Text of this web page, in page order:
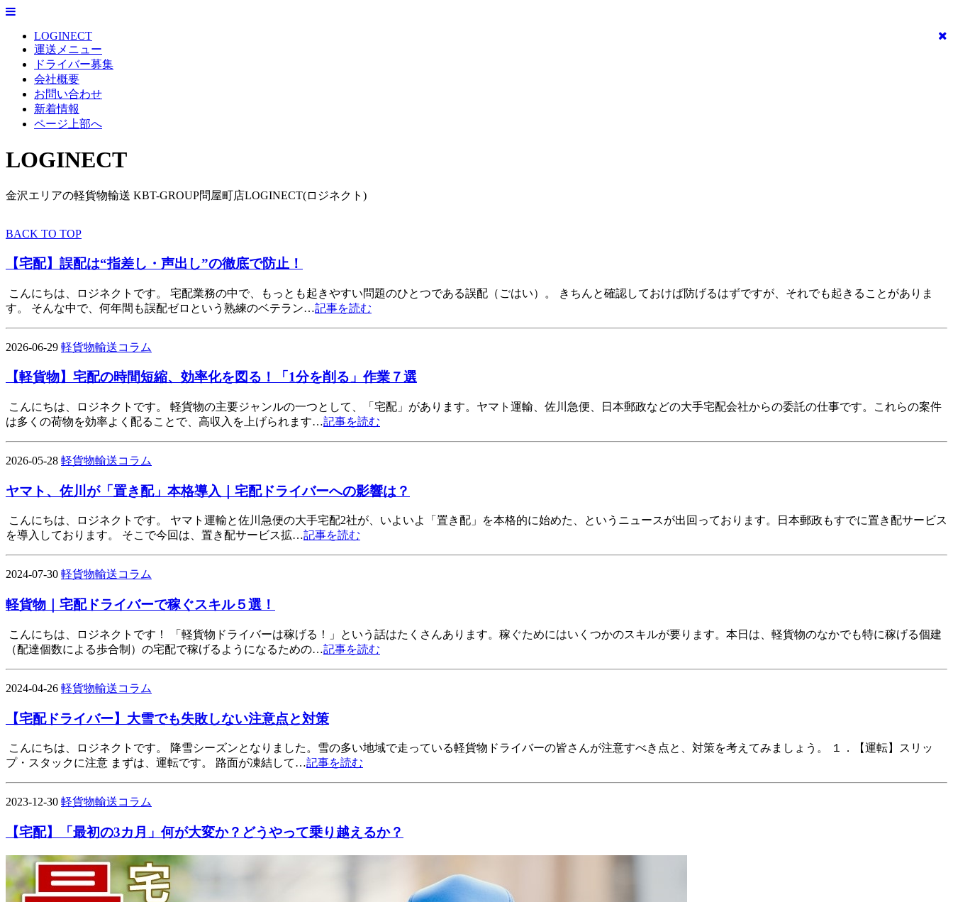
LOGINECT
運送メニュー
ドライバー募集
会社概要
お問い合わせ
新着情報
ページ上部へ
LOGINECT
金沢エリアの軽貨物輸送 KBT-GROUP問屋町店LOGINECT(ロジネクト)
BACK TO TOP
【宅配】誤配は“指差し・声出し”の徹底で防止！
こんにちは、ロジネクトです。 宅配業務の中で、もっとも起きやすい問題のひとつである誤配（ごはい）。 きちんと確認しておけば防げるはずですが、それでも起きることがありま
す。 そんな中で、何年間も誤配ゼロという熟練のベテラン…記事を読む
2026-06-29 軽貨物輸送コラム
【軽貨物】宅配の時間短縮、効率化を図る！「1分を削る」作業７選
こんにちは、ロジネクトです。 軽貨物の主要ジャンルの一つとして、「宅配」があります。ヤマト運輸、佐川急便、日本郵政などの大手宅配会社からの委託の仕事です。これらの案件
は多くの荷物を効率よく配ることで、高収入を上げられます…記事を読む
2026-05-28 軽貨物輸送コラム
ヤマト、佐川が「置き配」本格導入｜宅配ドライバーへの影響は？
こんにちは、ロジネクトです。 ヤマト運輸と佐川急便の大手宅配2社が、いよいよ「置き配」を本格的に始めた、というニュースが出回っております。日本郵政もすでに置き配サービス
を導入しております。 そこで今回は、置き配サービス拡…記事を読む
2024-07-30 軽貨物輸送コラム
軽貨物｜宅配ドライバーで稼ぐスキル５選！
こんにちは、ロジネクトです！ 「軽貨物ドライバーは稼げる！」という話はたくさんあります。稼ぐためにはいくつかのスキルが要ります。本日は、軽貨物のなかでも特に稼げる個建
（配達個数による歩合制）の宅配で稼げるようになるための…記事を読む
2024-04-26 軽貨物輸送コラム
【宅配ドライバー】大雪でも失敗しない注意点と対策
こんにちは、ロジネクトです。 降雪シーズンとなりました。雪の多い地域で走っている軽貨物ドライバーの皆さんが注意すべき点と、対策を考えてみましょう。 １．【運転】スリッ
プ・スタックに注意 まずは、運転です。 路面が凍結して…記事を読む
2023-12-30 軽貨物輸送コラム
【宅配】「最初の3カ月」何が大変か？どうやって乗り越えるか？